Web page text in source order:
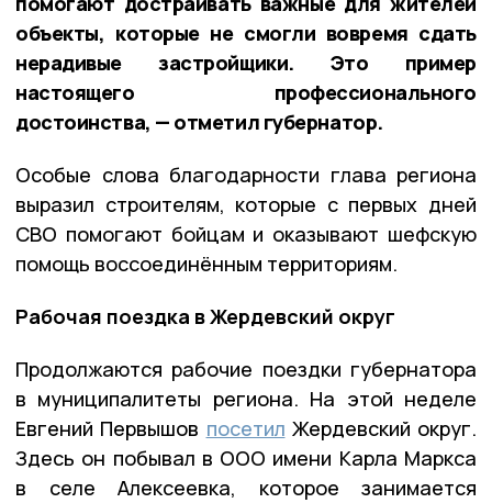
объекты, которые не смогли вовремя сдать
нерадивые застройщики. Это пример
настоящего профессионального
достоинства, — отметил губернатор.
Особые слова благодарности глава региона
выразил строителям, которые с первых дней
СВО помогают бойцам и оказывают шефскую
помощь воссоединённым территориям.
Рабочая поездка в Жердевский округ
Продолжаются рабочие поездки губернатора
в муниципалитеты региона. На этой неделе
Евгений Первышов посетил Жердевский округ.
Здесь он побывал в ООО имени Карла Маркса
в селе Алексеевка, которое занимается